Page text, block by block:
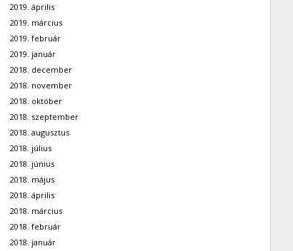
2019. április
2019. március
2019. február
2019. január
2018. december
2018. november
2018. október
2018. szeptember
2018. augusztus
2018. július
2018. június
2018. május
2018. április
2018. március
2018. február
2018. január